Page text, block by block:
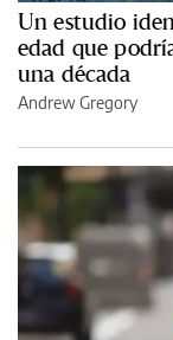
Un estudio
edad que
una década
Andrew Gregory